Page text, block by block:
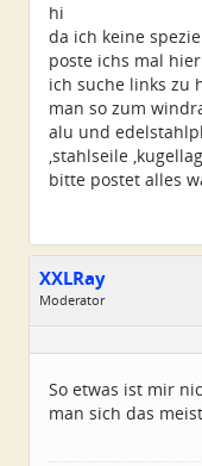
hi
da ich keine
poste ichs mal hier
ich suche links zu
man so zum
alu und
,stahlseile
bitte postet alles
XXLRay
Moderator
Süd-
Homepage:
Dabei seit:
11 / 2007
So etwas ist mir
man sich das